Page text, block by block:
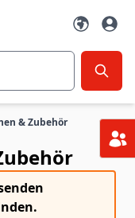
& Zubehör